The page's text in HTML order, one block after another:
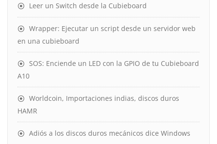
Leer un Switch desde la Cubieboard
Wrapper: Ejecutar un script desde un servidor web
en una cubieboard
SOS: Enciende un LED con la GPIO de tu Cubieboard
A10
Worldcoin, Importaciones indias, discos duros
HAMR
Adiós a los discos duros mecánicos dice Windows